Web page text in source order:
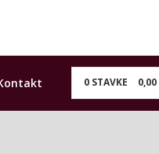
0 STAVKE 0,00